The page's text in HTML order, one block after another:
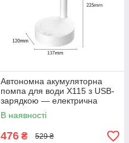
Автономна акумуляторна
помпа для води X115 з USB-
зарядкою — електрична
помпа без кулера для
бутильованої води
В наявності
476 ₴ 529 ₴